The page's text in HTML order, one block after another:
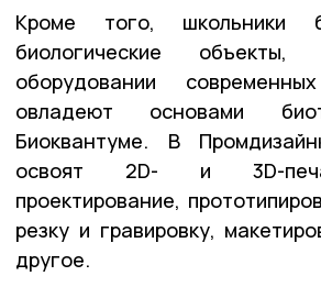
Кроме того, школьники
биологические
оборудовании
овладеют основами
Биоквантуме. В
освоят 2D- и 3D-
проектирование,
резку и гравировку,
другое.